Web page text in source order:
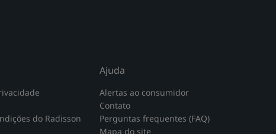
do Radisson
Ajuda
Alertas ao consumidor
Contato
Perguntas frequentes (FAQ)
Mapa do site